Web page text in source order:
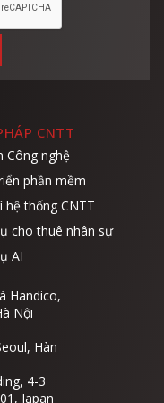
CNTT
Công nghệ
phần mềm
hệ thống CNTT
cho thuê nhân sự
AI
Handico,
Nội
Hàn
4-3
Japan